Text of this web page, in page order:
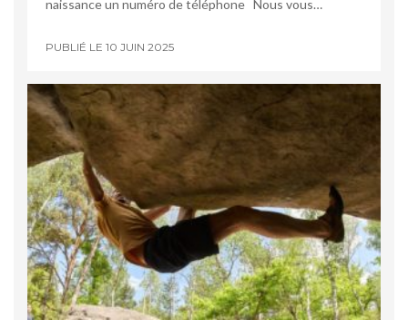
naissance un numéro de téléphone Nous vous…
PUBLIÉ LE 10 JUIN 2025